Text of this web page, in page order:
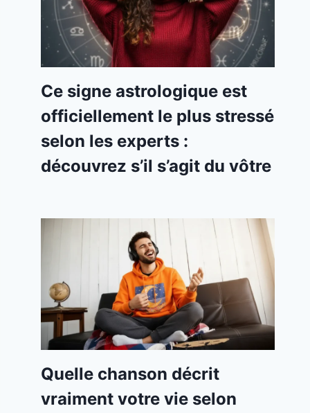
Ce signe astrologique est
officiellement le plus stressé
selon les experts :
découvrez s’il s’agit du vôtre
Quelle chanson décrit
vraiment votre vie selon